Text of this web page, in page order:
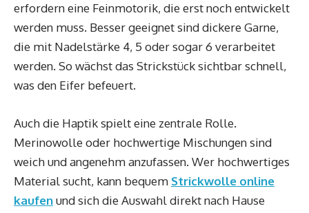
erfordern eine Feinmotorik, die erst noch entwickelt
werden muss. Besser geeignet sind dickere Garne,
die mit Nadelstärke 4, 5 oder sogar 6 verarbeitet
werden. So wächst das Strickstück sichtbar schnell,
was den Eifer befeuert.
Auch die Haptik spielt eine zentrale Rolle.
Merinowolle oder hochwertige Mischungen sind
weich und angenehm anzufassen. Wer hochwertiges
Material sucht, kann bequem Strickwolle online
kaufenund sich die Auswahl direkt nach Hause